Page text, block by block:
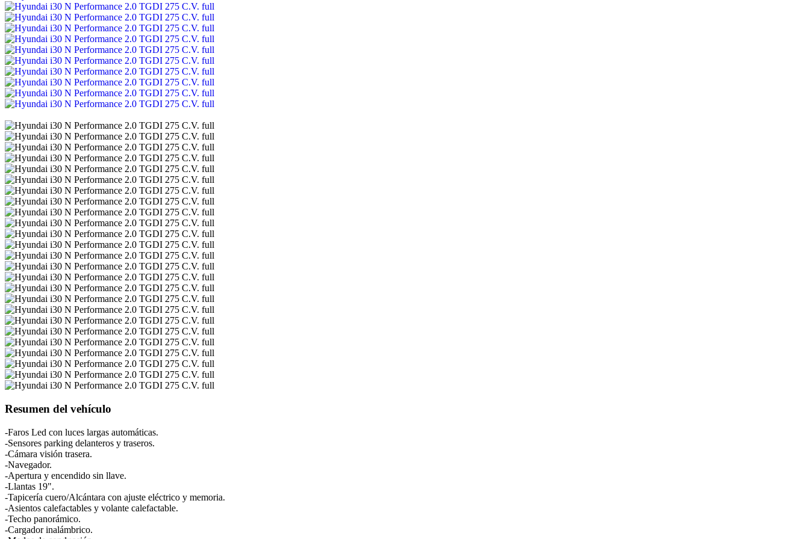
Resumen del vehículo
-Faros Led con luces largas automáticas.
-Sensores parking delanteros y traseros.
-Cámara visión trasera.
-Navegador.
-Apertura y encendido sin llave.
-Llantas 19".
-Tapicería cuero/Alcántara con ajuste eléctrico y memoria.
-Asientos calefactables y volante calefactable.
-Techo panorámico.
-Cargador inalámbrico.